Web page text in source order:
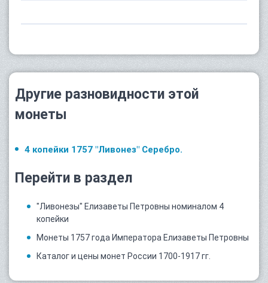
Другие разновидности этой
монеты
4 копейки 1757 "Ливонез" Серебро.
Перейти в раздел
"Ливонезы" Елизаветы Петровны номиналом 4
копейки
Монеты 1757 года Императора Елизаветы Петровны
Каталог и цены монет России 1700-1917 гг.